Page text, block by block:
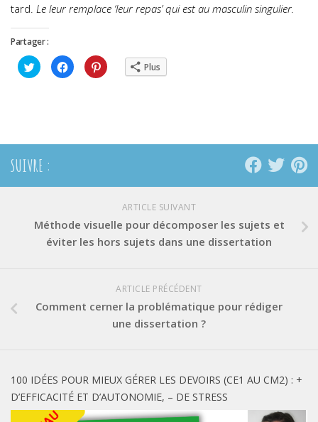
tard. Le leur remplace ‘leur repas’ qui est au masculin singulier.
Partager :
Cliquez
pour
partager
Cliquez
pour
partager
Cliquez
pour Plus
SUIVRE :
ARTICLE SUIVANT
Méthode visuelle pour décomposer les sujets et
éviter les hors sujets dans une dissertation
ARTICLE PRÉCÉDENT
Comment cerner la problématique pour rédiger
une dissertation ?
100 IDÉES POUR MIEUX GÉRER LES DEVOIRS (CE1 AU CM2) : +
D’EFFICACITÉ ET D’AUTONOMIE, – DE STRESS